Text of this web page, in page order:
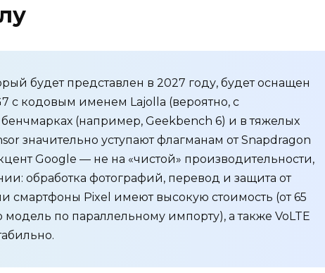
будет представлен в 2027 году, будет оснащен
с кодовым именем Lajolla (вероятно, с
(например, Geekbench 6) и в тяжелых
значительно уступают флагманам от Snapdragon
Google — не на «чистой» производительности,
обработка фотографий, перевод и защита от
смартфоны Pixel имеют высокую стоимость (от 65
модель по параллельному импорту), а также VoLTE